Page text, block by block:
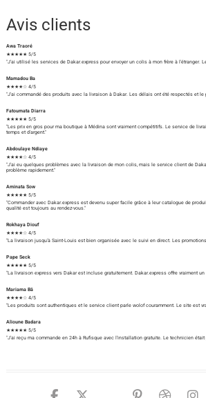
Avis clients
Awa Traoré
★★★★★ 5/5
"J'ai utilisé les services de Dakar.express pour envoyer un colis à mon frère à l'étranger.
Mamadou Ba
★★★★☆ 4/5
"J'ai commandé des produits avec la livraison à Dakar. Les délais ont été respectés et le
Fatoumata Diarra
★★★★★ 5/5
"Les prix en gros pour ma boutique à Médina sont vraiment compétitifs. Le service de
temps et d'argent."
Abdoulaye Ndiaye
★★★★☆ 4/5
"J'ai eu quelques problèmes avec la livraison de mon colis, mais le service client de
problème rapidement."
Aminata Sow
★★★★★ 5/5
"Commander avec Dakar.express est devenu super facile grâce à leur catalogue de
qualité est toujours au rendez-vous."
Rokhaya Diouf
★★★★☆ 4/5
"La livraison jusqu'à Saint-Louis est bien organisée avec le suivi en direct. Les
Pape Seck
★★★★★ 5/5
"La livraison express vers Dakar est incluse gratuitement. Dakar.express offre vraiment
Mariama Bâ
★★★★☆ 4/5
"Les produits sont authentiques et le service client parle wolof couramment. Le site est
Alioune Badara
★★★★★ 5/5
"J'ai reçu ma commande en 24h à Rufisque avec l'installation gratuite. Le technicien
facebook
twitter
google